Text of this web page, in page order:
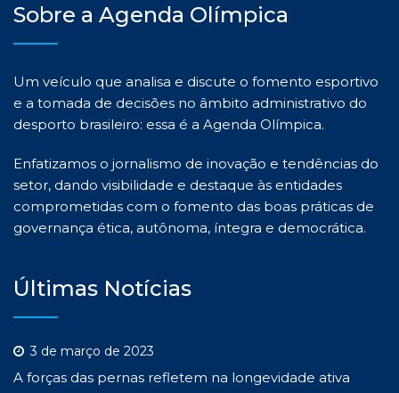
Sobre a Agenda Olímpica
Um veículo que analisa e discute o fomento esportivo
e a tomada de decisões no âmbito administrativo do
desporto brasileiro: essa é a Agenda Olímpica.
Enfatizamos o jornalismo de inovação e tendências do
setor, dando visibilidade e destaque às entidades
comprometidas com o fomento das boas práticas de
governança ética, autônoma, íntegra e democrática.
Últimas Notícias
3 de março de 2023
A forças das pernas refletem na longevidade ativa